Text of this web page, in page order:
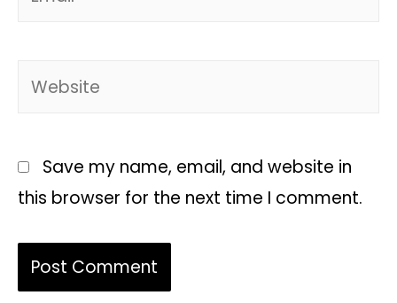
Save my name, email, and website in
this browser for the next time I comment.